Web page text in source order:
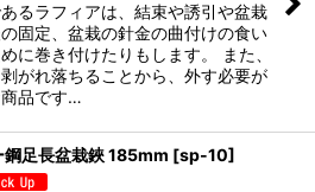
るラフィアは、結束や誘引や盆栽
固定、盆栽の針金の曲付けの食い
に巻き付けたりもします。 また、
がれ落ちることから、外す必要が
品です…
鋼足長盆栽鋏 185mm [sp-10]